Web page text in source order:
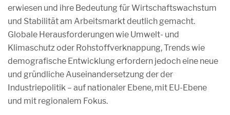
erwiesen und ihre Bedeutung für Wirtschaftswachstum
und Stabilität am Arbeitsmarkt deutlich gemacht.
Globale Herausforderungen wie Umwelt- und
Klimaschutz oder Rohstoffverknappung, Trends wie
demografische Entwicklung erfordern jedoch eine neue
und gründliche Auseinandersetzung der der
Industriepolitik – auf nationaler Ebene, mit EU-Ebene
und mit regionalem Fokus.